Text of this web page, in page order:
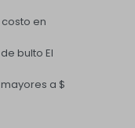
costo en
bulto El
a $